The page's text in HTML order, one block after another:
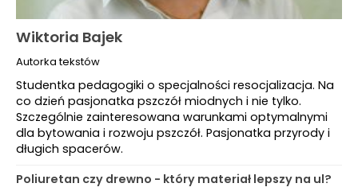
Wiktoria Bajek
Autorka tekstów
Studentka pedagogiki o specjalności resocjalizacja. Na
co dzień pasjonatka pszczół miodnych i nie tylko.
Szczególnie zainteresowana warunkami optymalnymi
dla bytowania i rozwoju pszczół. Pasjonatka przyrody i
długich spacerów.
Poliuretan czy drewno - który materiał lepszy na ul?